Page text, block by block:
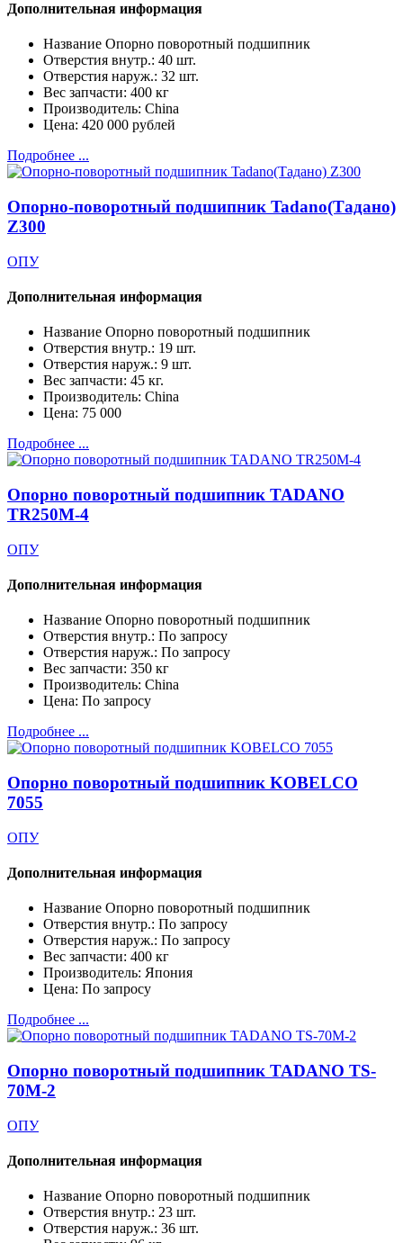
Дополнительная информация
Название Опорно поворотный подшипник
Отверстия внутр.: 40 шт.
Отверстия наруж.: 32 шт.
Вес запчасти: 400 кг
Производитель: China
Цена: 420 000 рублей
Подробнее ...
Опорно-поворотный подшипник Tadano(Тадано)
Z300
ОПУ
Дополнительная информация
Название Опорно поворотный подшипник
Отверстия внутр.: 19 шт.
Отверстия наруж.: 9 шт.
Вес запчасти: 45 кг.
Производитель: China
Цена: 75 000
Подробнее ...
Опорно поворотный подшипник TADANO
TR250M-4
ОПУ
Дополнительная информация
Название Опорно поворотный подшипник
Отверстия внутр.: По запросу
Отверстия наруж.: По запросу
Вес запчасти: 350 кг
Производитель: China
Цена: По запросу
Подробнее ...
Опорно поворотный подшипник KOBELCO
7055
ОПУ
Дополнительная информация
Название Опорно поворотный подшипник
Отверстия внутр.: По запросу
Отверстия наруж.: По запросу
Вес запчасти: 400 кг
Производитель: Япония
Цена: По запросу
Подробнее ...
Опорно поворотный подшипник TADANO TS-
70M-2
ОПУ
Дополнительная информация
Название Опорно поворотный подшипник
Отверстия внутр.: 23 шт.
Отверстия наруж.: 36 шт.